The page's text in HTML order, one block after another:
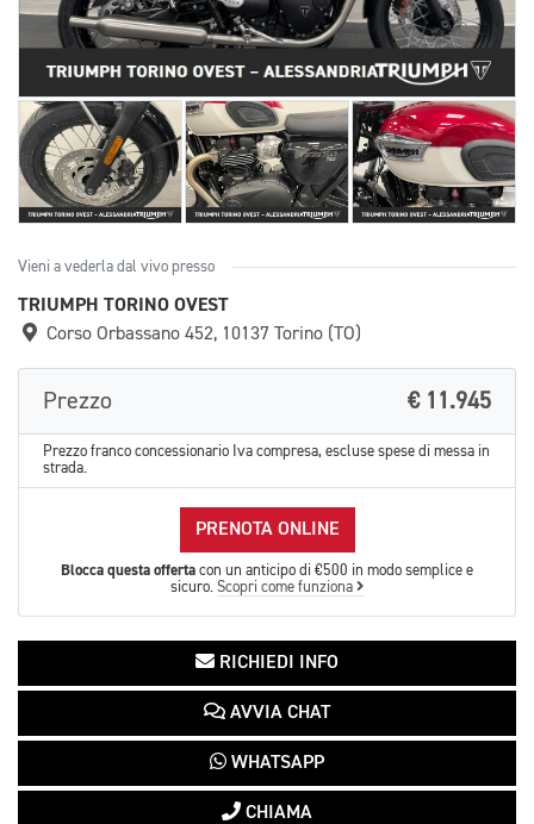
Vieni a vederla dal vivo presso
TRIUMPH TORINO OVEST
Corso Orbassano 452, 10137 Torino (TO)
Prezzo € 11.945
Prezzo franco concessionario Iva compresa, escluse spese di messa in
strada.
PRENOTA ONLINE
Blocca questa offerta con un anticipo di €500 in modo semplice e
sicuro. Scopri come funziona
RICHIEDI INFO
AVVIA CHAT
WHATSAPP
CHIAMA